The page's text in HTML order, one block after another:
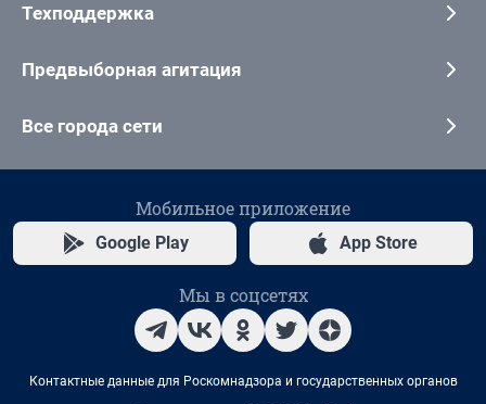
Техподдержка
Предвыборная агитация
Все города сети
Мобильное приложение
Google Play App Store
Мы в соцсетях
Контактные данные для Роскомнадзора и государственных органов